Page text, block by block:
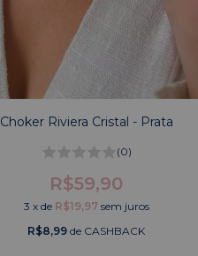
Choker Riviera Cristal - Prata
(0)
R$59,90
3 x de R$19,97 sem juros
R$8,99 de CASHBACK